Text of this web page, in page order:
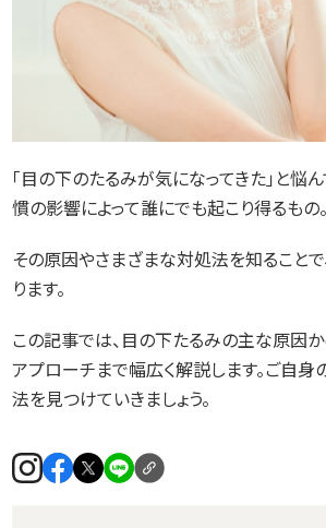
「目の下のたるみが気になってきた」と悩
慣の影響によって誰にでも起こり得るもの。
その原因やさまざまな対処法を知ること
ります。
この記事では、目の下たるみの主な原因か
アプローチまで幅広く解説します。ご自
法を見つけていきましょう。